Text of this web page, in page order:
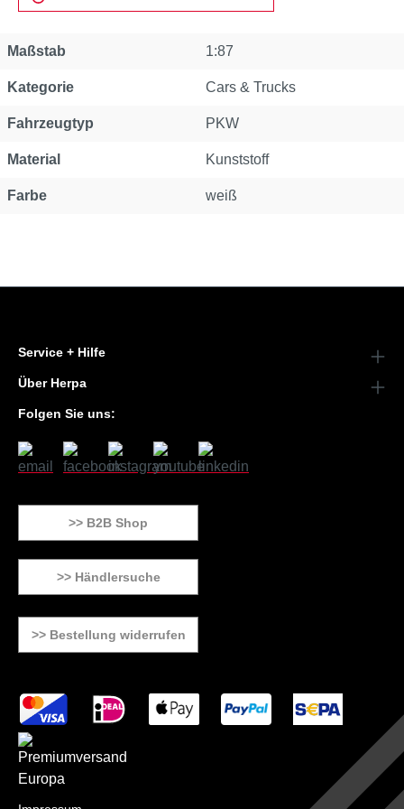
Eigenschaft
Maßstab 1:87
Kategorie Cars & Trucks
Fahrzeugtyp PKW
Material Kunststoff
Farbe weiß
Service + Hilfe
Über Herpa
Folgen Sie uns:
>> B2B Shop
>> Händlersuche
>> Bestellung widerrufen